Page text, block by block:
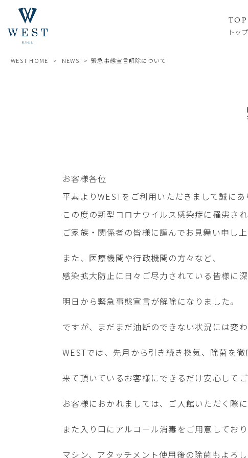
TOP
トップ
WEST HOME > NEWS > 緊急事態宣言解除について
お客様各位
平素よりWESTをご利用いただきまして誠にあ
この度の新型コロナウイルス感染症に罹患さ
ご家族・関係者の皆様に謹んでお見舞い申し上
また、医療機関や行政機関の方々など、
感染拡大防止に日々ご尽力されている皆様に
明日から緊急事態宣言が解除になりました。
ですが、まだまだ油断のできない状況には変わ
WESTでは、先月から引き続き換気、除菌を徹
来て頂いているお客様にできるだけ安心して
お客様におかれましては、ご入館いただく際
また入り口にアルコール消毒をご用意してお
マシン、アタッチメント使用後の除菌もよろし